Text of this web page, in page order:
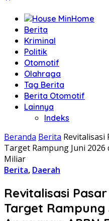
Home
Berita
Kriminal
Politik
Otomotif
Olahraga
Tag Berita
Berita Otomotif
Lainnya
Indeks
Beranda Berita Revitalisasi
Target Rampung Juni
Miliar
Berita, Daerah
Revitalisasi
Target Rampung